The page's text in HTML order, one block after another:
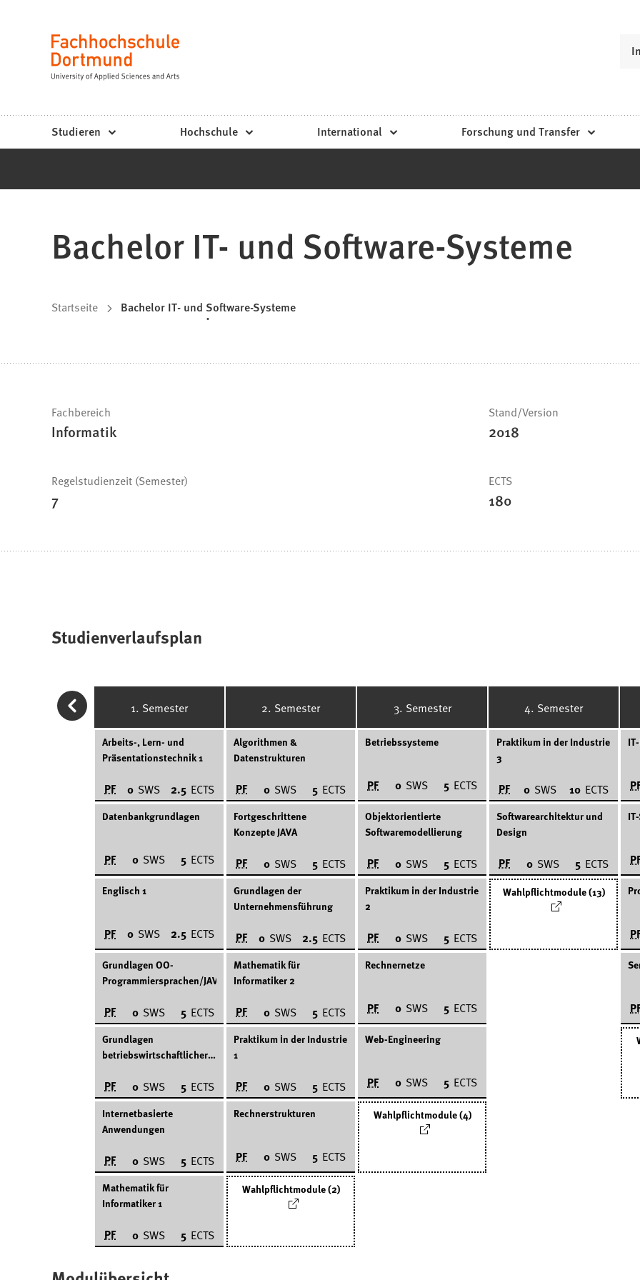
Dortmund
-
Studiengänge,
Bewerbung
Sprache
Studieren Hochschule International Forschung und Transfer
Bachelor IT- und Software-Systeme
Sie
sich
Startseite Bachelor IT- und Software-Systeme
Schnelle
Fakten
Fachbereich
Informatik
Stand/Version
2018
Regelstudienzeit (Semester)
7
ECTS
180
Studienverlaufsplan
1. Semester 2. Semester 3. Semester 4. Semester
Arbeits-, Lern- und
Präsentationstechnik 1
PF 0 SWS 2.5 ECTS
Algorithmen &
Datenstrukturen
PF 0 SWS 5 ECTS
Betriebssysteme
PF 0 SWS 5 ECTS
Praktikum in der Industrie
3
PF 0 SWS 10 ECTS
Datenbankgrundlagen
PF 0 SWS 5 ECTS
Fortgeschrittene
Konzepte JAVA
PF 0 SWS 5 ECTS
Objektorientierte
Softwaremodellierung
PF 0 SWS 5 ECTS
Softwarearchitektur und
Design
PF 0 SWS 5 ECTS
Englisch 1
PF 0 SWS 2.5 ECTS
Grundlagen der
Unternehmensführung
PF 0 SWS 2.5 ECTS
Praktikum in der Industrie
2
PF 0 SWS 5 ECTS
Wahlpflichtmodule (13)
Grundlagen OO-
Programmiersprachen/JAVA
PF 0 SWS 5 ECTS
Mathematik für
Informatiker 2
PF 0 SWS 5 ECTS
Rechnernetze
PF 0 SWS 5 ECTS
Grundlagen
betriebswirtschaftlicher
PF 0 SWS 5 ECTS
Praktikum in der Industrie
1
PF 0 SWS 5 ECTS
Web-Engineering
PF 0 SWS 5 ECTS
Internetbasierte
Anwendungen
PF 0 SWS 5 ECTS
Rechnerstrukturen
PF 0 SWS 5 ECTS
Wahlpflichtmodule (4)
Mathematik für
Informatiker 1
PF 0 SWS 5 ECTS
Wahlpflichtmodule (2)